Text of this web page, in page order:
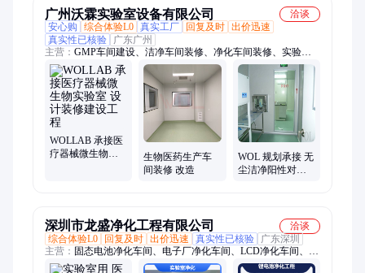
广州沃霖实验室设备有限公司
洽谈
安心购
综合体验L0 真实工厂 回复及时 出价迅速
真实性已核验
广东广州
主营： GMP车间建设、洁净车间装修、净化车间装修、实验室
装修、实验室建设、实验室改造、实验室设计、干细胞实验室装
修、动物实验室装修、实验室维保、农业实验室装修、第三方检
测实验室装修、实验室装修厂家、组培实验室装修、科研实验室
装修、高校实验室装修、研发实验室装修、电子检测实验室装
修、洁净实验室装修、十万级洁净厂房装修、动物房装修、SPF
动物房装修、电子车间装修、无菌车间装修、洁净室装修
WOLLAB 承接医
疗器械微生物实
生物医药生产车
间装修 改造
WOL 规划承接 无
尘洁净阳性对照
深圳市龙盛净化工程有限公司
洽谈
综合体验L0
回复及时 出价迅速 真实性已核验
广东深圳
主营： 固态电池净化车间、电子厂净化车间、LCD净化车间、实
验室净化车间、LED净化车间、无尘室、洁净室、芯片制造净化